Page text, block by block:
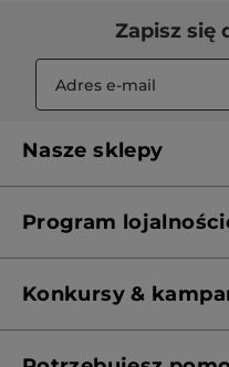
Zapisz
Nasze sklepy
Franczyza
Program
Konkursy &